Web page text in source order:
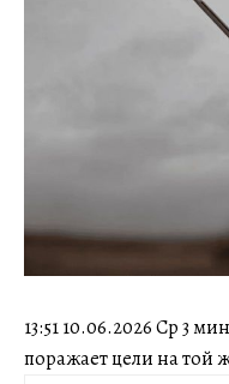
13:51 10.06.2026 Ср 3
поражает цели на той